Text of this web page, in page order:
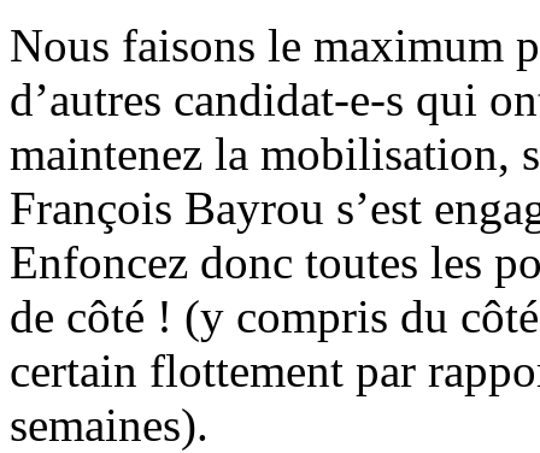
Nous faisons le maximum
d’autres candidat-e-s qui
maintenez la mobilisation,
François Bayrou s’est
Enfoncez donc toutes les
de côté ! (y compris du
certain flottement par
semaines).